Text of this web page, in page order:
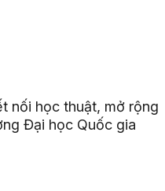
nối học thuật, mở rộng
Đại học Quốc gia